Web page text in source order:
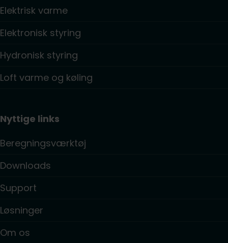
Elektrisk varme
Elektronisk styring
Hydronisk styring
Loft varme og køling
Nyttige links
Beregningsværktøj
Downloads
Support
Løsninger
Om os